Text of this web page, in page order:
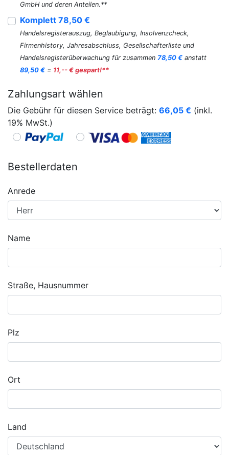
GmbH und deren Anteilen.**
Komplett 78,50 €
Handelsregisterauszug, Beglaubigung, Insolvenzcheck,
Firmenhistory, Jahresabschluss, Gesellschafterliste und
Handelsregisterüberwachung für zusammen 78,50 € anstatt
89,50 € = 11,-- € gespart!**
Zahlungsart wählen
Die Gebühr für diesen Service beträgt: 66,05 € (inkl.
19% MwSt.)
Bestellerdaten
Anrede
Name
Straße, Hausnummer
Plz
Ort
Land